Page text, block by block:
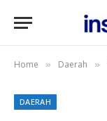
Home » Daerah »
DAERAH